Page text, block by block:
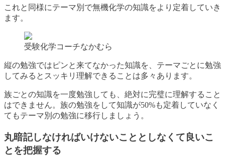
これと同様にテーマ別で無機化学の知識をより定着していき
ます。
受験化学コーチなかむら
縦の勉強ではピンと来てなかった知識を、テーマごとに勉強
してみるとスッキリ理解できることは多々あります。
族ごとの知識を一度勉強しても、絶対に完璧に理解すること
はできません。族の勉強をして知識が50%も定着していなく
てもテーマ別の勉強に移行しましょう。
丸暗記しなければいけないこととしなくて良いこ
とを把握する